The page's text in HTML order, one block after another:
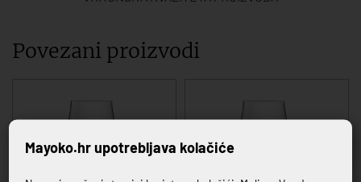
Povezani proizvodi
Mayoko.hr upotrebljava kolačiće